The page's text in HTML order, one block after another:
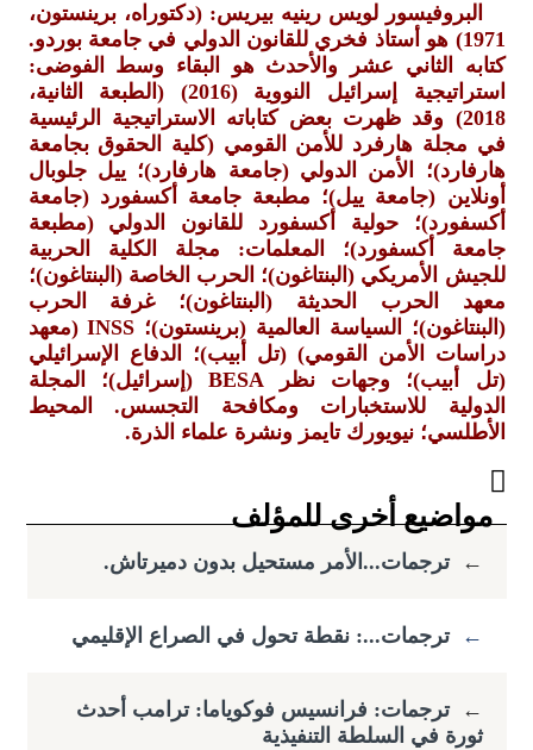
البروفيسور لويس رينيه بيريس: (دكتوراه، برينستون،
1971) هو أستاذ فخري للقانون الدولي في جامعة بوردو.
كتابه الثاني عشر والأحدث هو البقاء وسط الفوضى:
استراتيجية إسرائيل النووية (2016) (الطبعة الثانية،
2018) وقد ظهرت بعض كتاباته الاستراتيجية الرئيسية
في مجلة هارفرد للأمن القومي (كلية الحقوق بجامعة
هارفارد)؛ الأمن الدولي (جامعة هارفارد)؛ ييل جلوبال
أونلاين (جامعة ييل)؛ مطبعة جامعة أكسفورد (جامعة
أكسفورد)؛ حولية أكسفورد للقانون الدولي (مطبعة
جامعة أكسفورد)؛ المعلمات: مجلة الكلية الحربية
للجيش الأمريكي (البنتاغون)؛ الحرب الخاصة (البنتاغون)؛
معهد الحرب الحديثة (البنتاغون)؛ غرفة الحرب
(البنتاغون)؛ السياسة العالمية (برينستون)؛ INSS(معهد
دراسات الأمن القومي) (تل أبيب)؛ الدفاع الإسرائيلي
(تل أبيب)؛ وجهات نظرBESA (إسرائيل)؛ المجلة
الدولية للاستخبارات ومكافحة التجسس. المحيط
الأطلسي؛ نيويورك تايمز ونشرة علماء الذرة.
مواضيع أخرى للمؤلف
← ترجمات...الأمر مستحيل بدون دميرتاش.
← ترجمات...: نقطة تحول في الصراع الإقليمي
← ترجمات: فرانسيس فوكوياما: ​ترامب أحدث
ثورة في السلطة التنفيذية